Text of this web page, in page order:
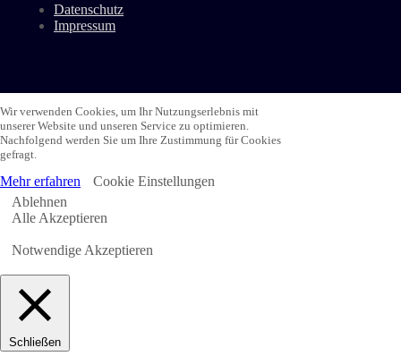
Datenschutz
Impressum
Wir verwenden Cookies, um Ihr Nutzungserlebnis mit
unserer Website und unseren Service zu optimieren.
Nachfolgend werden Sie um Ihre Zustimmung für Cookies
gefragt.
Mehr erfahren
Cookie Einstellungen
Ablehnen
Alle Akzeptieren
Notwendige Akzeptieren
Schließen